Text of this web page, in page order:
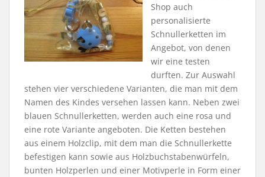
Shop auch
personalisierte
Schnullerketten im
Angebot, von denen
wir eine testen
durften. Zur Auswahl
stehen vier verschiedene Varianten, die man mit dem
Namen des Kindes versehen lassen kann. Neben zwei
blauen Schnullerketten, werden auch eine rosa und
eine rote Variante angeboten. Die Ketten bestehen
aus einem Holzclip, mit dem man die Schnullerkette
befestigen kann sowie aus Holzbuchstabenwürfeln,
bunten Holzperlen und einer Motivperle in Form einer